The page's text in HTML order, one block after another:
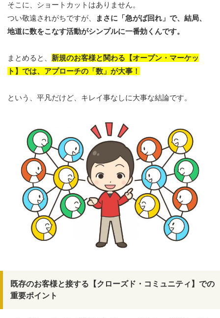
そこに、ショートカットはありません。
つい敬遠されがちですが、
まさに「急がば回れ」で、結局、
地道に数をこなす活動がシンプルに一番効くんです。
まとめると、 新規のお客様と関わる【オープン・マーケッ
ト】では、アプローチの「数」が大事！
という、平凡だけど、キレイ事なしに大事な結論です。
既存のお客様と接する【クローズド・コミュニティ】での
重要ポイント